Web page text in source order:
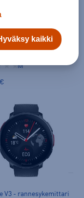
(0)
V3 - rannesykemittari
kaikki